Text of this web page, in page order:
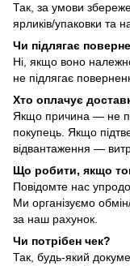
Так, за умови
ярликів/упаковки та
Чи підлягає
Ні, якщо воно
не підлягає
Хто оплачує
Якщо причина — не
покупець. Якщо
відвантаження —
Що робити, якщо
Повідомте нас
Ми організуємо
за наш рахунок.
Чи потрібен чек?
Так, будь-який